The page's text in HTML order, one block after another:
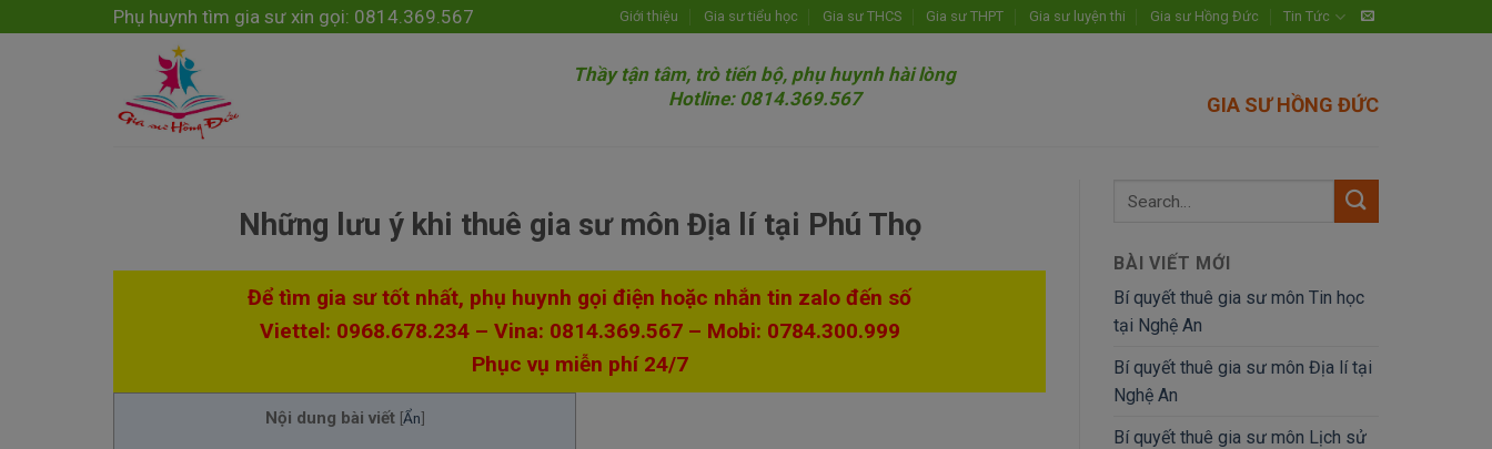
to
Phụ huynh tìm gia sư xin gọi: 0814.369.567 Giới thiệu Gia sư tiểu học Gia sư THCS Gia sư THPT Gia sư luyện thi Gia sư Hồng Đức Tin Tức
Thầy tận tâm, trò tiến bộ, phụ huynh hài lòng
Hotline: 0814.369.567
GIA SƯ HỒNG ĐỨC
Những lưu ý khi thuê gia sư môn Địa lí tại Phú Thọ
Để tìm gia sư tốt nhất, phụ huynh gọi điện hoặc nhắn tin zalo đến số
Viettel: 0968.678.234 – Vina: 0814.369.567 – Mobi: 0784.300.999
Phục vụ miễn phí 24/7
Nội dung bài viết [Ẩn]
BÀI VIẾT MỚI
Bí quyết thuê gia sư môn Tin học
tại Nghệ An
Bí quyết thuê gia sư môn Địa lí tại
Nghệ An
Bí quyết thuê gia sư môn Lịch sử